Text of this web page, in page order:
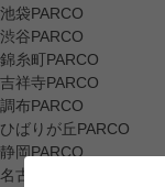
池袋PARCO
渋谷PARCO
錦糸町PARCO
吉祥寺PARCO
調布PARCO
ひばりが丘PARCO
静岡PARCO
名古屋PARCO